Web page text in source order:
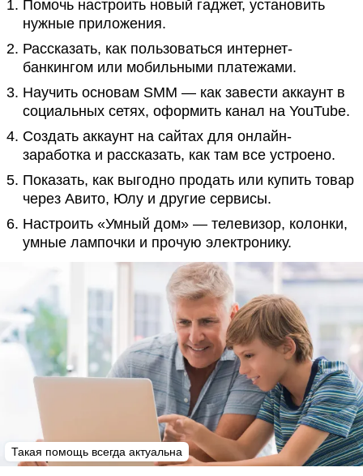
Помочь настроить новый гаджет, установить
нужные приложения.
Рассказать, как пользоваться интернет-
банкингом или мобильными платежами.
Научить основам SMM — как завести аккаунт в
социальных сетях, оформить канал на YouTube.
Создать аккаунт на сайтах для онлайн-
заработка и рассказать, как там все устроено.
Показать, как выгодно продать или купить товар
через Авито, Юлу и другие сервисы.
Настроить «Умный дом» — телевизор, колонки,
умные лампочки и прочую электронику.
Такая помощь всегда актуальна